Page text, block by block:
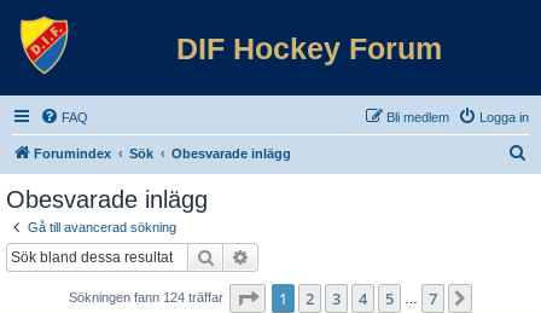
DIF Hockey Forum
FAQ Logga in
Bli medlem
Forumindex Sök Obesvarade inlägg
Obesvarade inlägg
Gå till avancerad sökning
Sök
Sökningen fann 124 träffar Sida av 7
1 2 3 4 5 7